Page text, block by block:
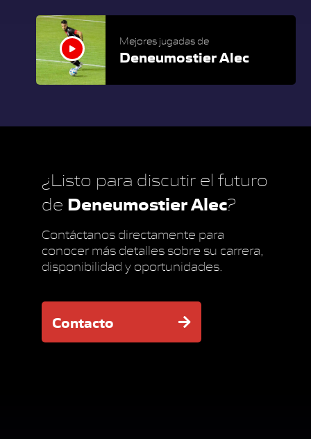
Mejores jugadas de
Deneumostier Alec
¿Listo para discutir el futuro
de Deneumostier Alec?
Contáctanos directamente para
conocer más detalles sobre su carrera,
disponibilidad y oportunidades.
Contacto